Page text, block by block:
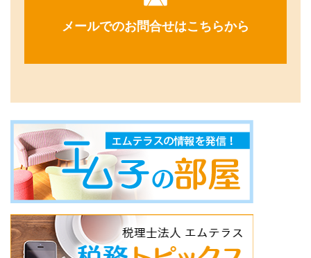
メールでのお問合せはこちらから